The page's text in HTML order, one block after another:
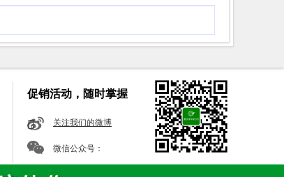
促销活动，随时掌握
关注我们的微博
微信公众号：